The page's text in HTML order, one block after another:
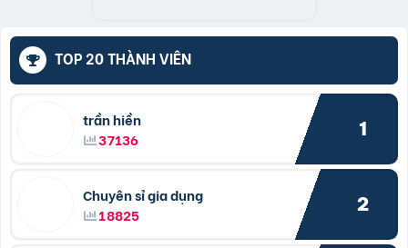
TOP 20 THÀNH VIÊN
trần hiền
37136
1
Chuyên sỉ gia dụng
18825
2